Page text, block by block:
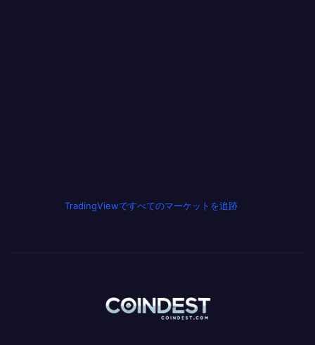
TradingViewですべてのマーケットを追跡